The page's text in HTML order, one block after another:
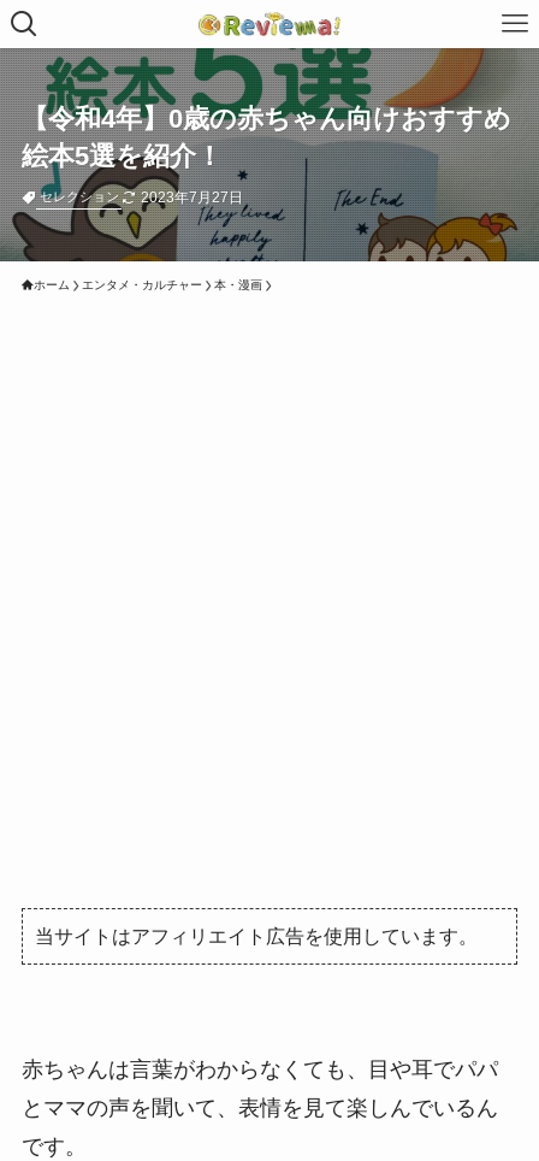
【令和4年】0歳の赤ちゃん向けおすすめ
絵本5選を紹介！
セレクション 2023年7月27日
ホーム エンタメ・カルチャー 本・漫画
当サイトはアフィリエイト広告を使用しています。
赤ちゃんは言葉がわからなくても、目や耳でパパ
とママの声を聞いて、表情を見て楽しんでいるん
です。